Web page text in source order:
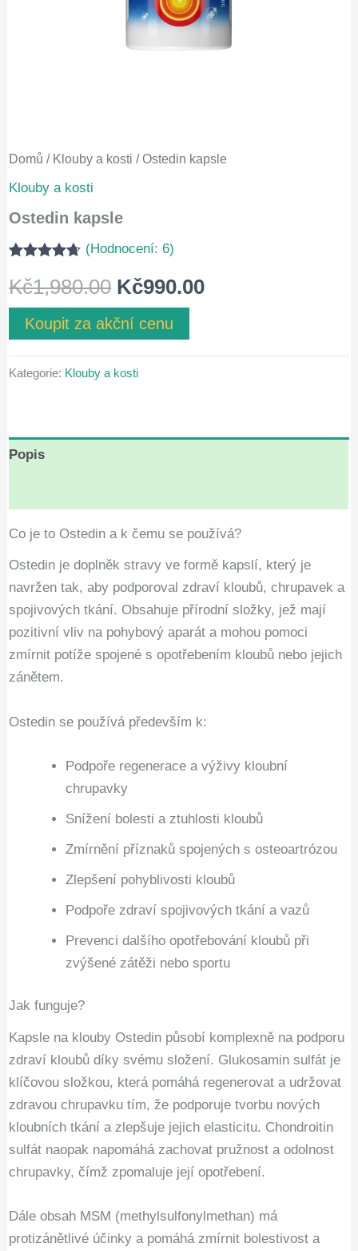
Domů / Klouby a kosti / Ostedin kapsle
Klouby a kosti
Ostedin kapsle
4.60z 5 na
základě
hodnocení
zákazníků
(Hodnocení: 6)
Kč1,980.00 Původní
cena
byla:
Kč990.00Aktuální
je:
Koupit za akční cenu
Kategorie: Klouby a kosti
Popis
Co je to Ostedin a k čemu se používá?
Ostedin je doplněk stravy ve formě kapslí, který je
navržen tak, aby podporoval zdraví kloubů, chrupavek a
spojivových tkání. Obsahuje přírodní složky, jež mají
pozitivní vliv na pohybový aparát a mohou pomoci
zmírnit potíže spojené s opotřebením kloubů nebo jejich
zánětem.
Ostedin se používá především k:
Podpoře regenerace a výživy kloubní
chrupavky
Snížení bolesti a ztuhlosti kloubů
Zmírnění příznaků spojených s osteoartrózou
Zlepšení pohyblivosti kloubů
Podpoře zdraví spojivových tkání a vazů
Prevenci dalšího opotřebování kloubů při
zvýšené zátěži nebo sportu
Jak funguje?
Kapsle na klouby Ostedin působí komplexně na podporu
zdraví kloubů díky svému složení. Glukosamin sulfát je
klíčovou složkou, která pomáhá regenerovat a udržovat
zdravou chrupavku tím, že podporuje tvorbu nových
kloubních tkání a zlepšuje jejich elasticitu. Chondroitin
sulfát naopak napomáhá zachovat pružnost a odolnost
chrupavky, čímž zpomaluje její opotřebení.
Dále obsah MSM (methylsulfonylmethan) má
protizánětlivé účinky a pomáhá zmírnit bolestivost a